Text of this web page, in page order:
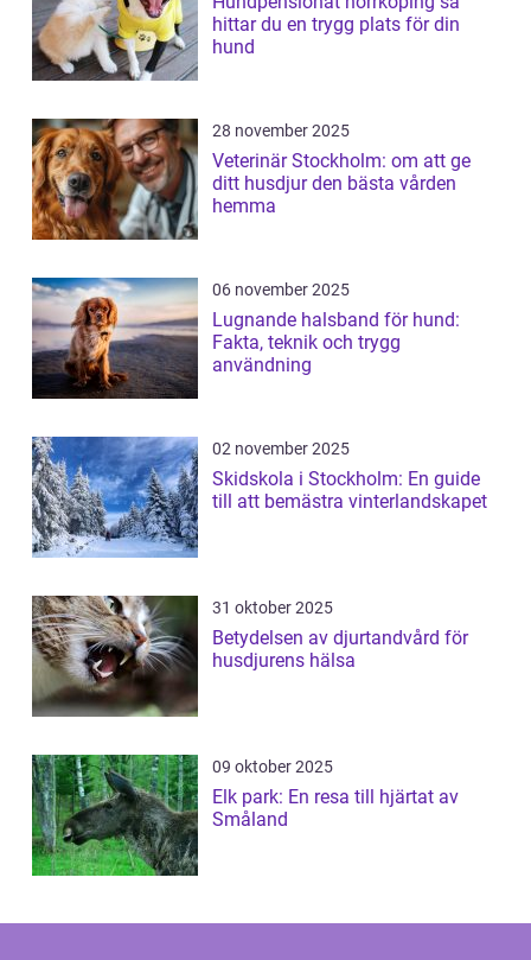
hittar du en trygg plats för din
hund
28 november 2025
Veterinär Stockholm: om att ge
ditt husdjur den bästa vården
hemma
06 november 2025
Lugnande halsband för hund:
Fakta, teknik och trygg
användning
02 november 2025
Skidskola i Stockholm: En guide
till att bemästra vinterlandskapet
31 oktober 2025
Betydelsen av djurtandvård för
husdjurens hälsa
09 oktober 2025
Elk park: En resa till hjärtat av
Småland